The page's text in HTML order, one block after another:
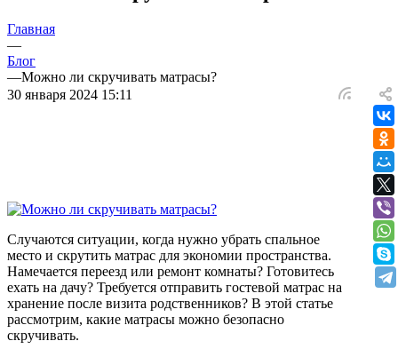
Главная
—
Блог
—Можно ли скручивать матрасы?
30 января 2024 15:11
Случаются ситуации, когда нужно убрать спальное
место и скрутить матрас для экономии пространства.
Намечается переезд или ремонт комнаты? Готовитесь
ехать на дачу? Требуется отправить гостевой матрас на
хранение после визита родственников? В этой статье
рассмотрим, какие матрасы можно безопасно
скручивать.